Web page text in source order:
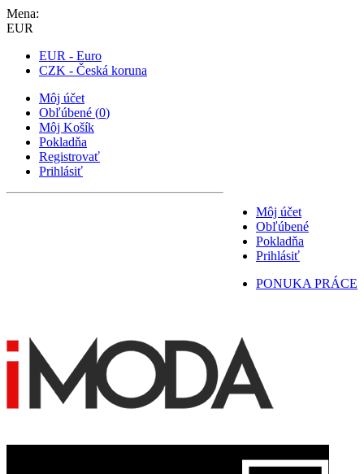
Mena:
EUR
EUR - Euro
CZK - Česká koruna
Môj účet
Obľúbené (0)
Môj Košík
Pokladňa
Registrovať
Prihlásiť
Môj účet
Obľúbené
Pokladňa
Prihlásiť
PONUKA PRÁCE